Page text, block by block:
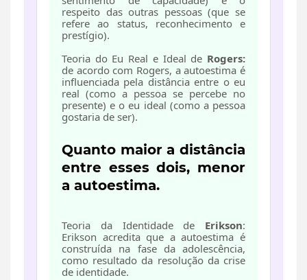
respeito das outras pessoas (que se
refere ao status, reconhecimento e
prestígio).
Teoria do Eu Real e Ideal de Rogers:
de acordo com Rogers, a autoestima é
influenciada pela distância entre o eu
real (como a pessoa se percebe no
presente) e o eu ideal (como a pessoa
gostaria de ser).
Quanto maior a distância
entre esses dois, menor
a autoestima.
Teoria da Identidade de Erikson:
Erikson acredita que a autoestima é
construída na fase da adolescência,
como resultado da resolução da crise
de identidade.